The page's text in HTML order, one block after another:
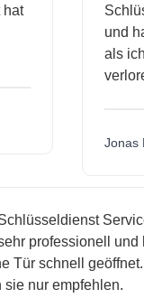
hat
und
als
Jonas
professionell und
Tür schnell geöffnet.
nur empfehlen.